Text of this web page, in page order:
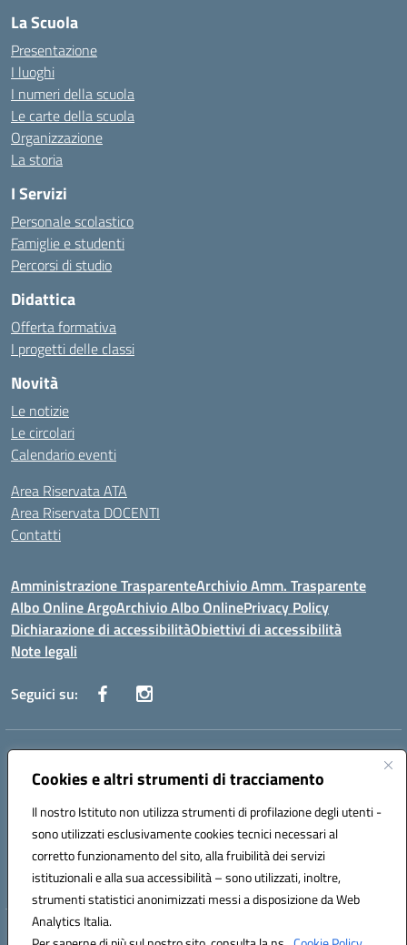
Cookies e altri strumenti di tracciamento
Il nostro Istituto non utilizza strumenti di profilazione degli utenti -
sono utilizzati esclusivamente cookies tecnici necessari al
corretto funzionamento del sito, alla fruibilità dei servizi
istituzionali e alla sua accessibilità – sono utilizzati, inoltre,
strumenti statistici anonimizzati messi a disposizione da Web
Analytics Italia.
La Scuola
Presentazione
I luoghi
I numeri della scuola
Le carte della scuola
Organizzazione
La storia
I Servizi
Personale scolastico
Famiglie e studenti
Percorsi di studio
Didattica
Offerta formativa
I progetti delle classi
Novità
Le notizie
Le circolari
Calendario eventi
Area Riservata ATA
Area Riservata DOCENTI
Contatti
Amministrazione TrasparenteArchivio Amm. Trasparente
Albo Online ArgoArchivio Albo OnlinePrivacy Policy
Dichiarazione di accessibilitàObiettivi di accessibilità
Note legali
Seguici su:
Indirizzo:
Centralino:0823 742191 Email:CEIC8BC00Q@istruzione.it
Codice fiscale: 93117040613
Codice meccanografico:
CEIC8BC00Q
Codice Indice delle Pubbliche Amministrazioni (IPA): icpgd
Hosting & Powered by 3D Solution S.r.l.